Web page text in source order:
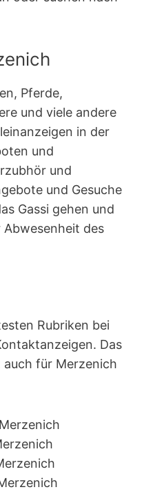
Pferde,
und viele andere
in der
und
und
und Gesuche
Gassi gehen und
des
Rubriken bei
Das
für Merzenich